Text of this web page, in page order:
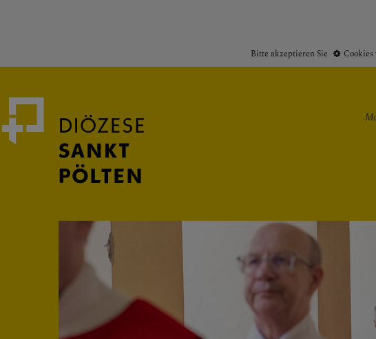
Bitte akzeptieren Sie
Medienportal Bischof